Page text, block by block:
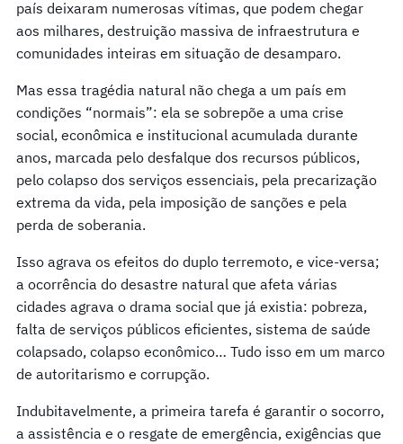
país deixaram numerosas vítimas, que podem chegar
aos milhares, destruição massiva de infraestrutura e
comunidades inteiras em situação de desamparo.
Mas essa tragédia natural não chega a um país em
condições “normais”: ela se sobrepõe a uma crise
social, econômica e institucional acumulada durante
anos, marcada pelo desfalque dos recursos públicos,
pelo colapso dos serviços essenciais, pela precarização
extrema da vida, pela imposição de sanções e pela
perda de soberania.
Isso agrava os efeitos do duplo terremoto, e vice-versa;
a ocorrência do desastre natural que afeta várias
cidades agrava o drama social que já existia: pobreza,
falta de serviços públicos eficientes, sistema de saúde
colapsado, colapso econômico… Tudo isso em um marco
de autoritarismo e corrupção.
Indubitavelmente, a primeira tarefa é garantir o socorro,
a assistência e o resgate de emergência, exigências que